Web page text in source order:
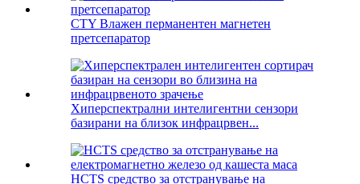
CTY Влажен перманентен магнетен
претсепаратор
Хиперспектрални интелигентни сензори
базирани на близок инфрацрвен...
HCTS средство за отстранување на